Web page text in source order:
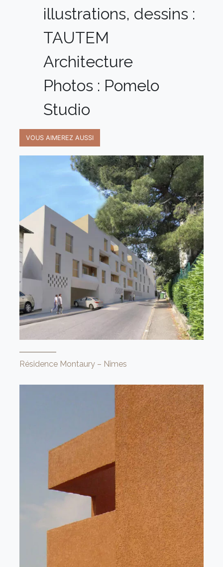
illustrations, dessins :
TAUTEM
Architecture
Photos : Pomelo
Studio
VOUS AIMEREZ AUSSI
Résidence Montaury – Nîmes